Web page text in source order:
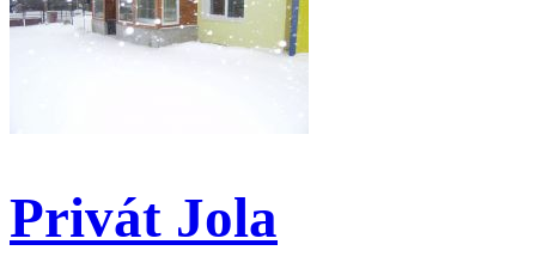
Privát Jola